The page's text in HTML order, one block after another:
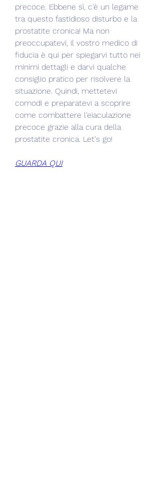
precoce. Ebbene sì, c'è un legame
tra questo fastidioso disturbo e la
prostatite cronica! Ma non
preoccupatevi, il vostro medico di
fiducia è qui per spiegarvi tutto nei
minimi dettagli e darvi qualche
consiglio pratico per risolvere la
situazione. Quindi, mettetevi
comodi e preparatevi a scoprire
come combattere l'eiaculazione
precoce grazie alla cura della
prostatite cronica. Let's go!
GUARDA QUI